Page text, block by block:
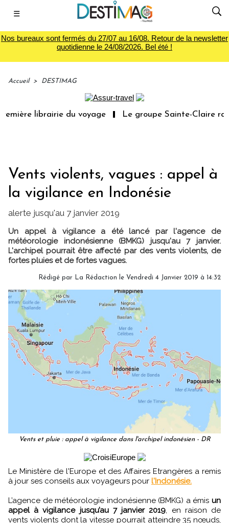
☰
Nos bureaux sont fermés du 27/07 au 16/08. Retour de la newsletter
quotidienne le 24/08/2026. Bel été !
Accueil > DESTIMAG
librairie du voyage Le groupe Sainte-Claire
Vents violents, vagues : appel à
la vigilance en Indonésie
alerte jusqu'au 7 janvier 2019
Un appel à vigilance a été lancé par l'agence de
météorologie indonésienne (BMKG) jusqu'au 7 janvier.
L'archipel pourrait être affecté par des vents violents, de
fortes pluies et de fortes vagues.
Rédigé par La Rédaction le Vendredi 4 Janvier 2019 à 14:32
Vents et pluie : appel à vigilance dans l'archipel indonésien - DR
Le Ministère de l'Europe et des Affaires Etrangères a remis
à jour ses conseils aux voyageurs pour l'Indonésie.
L’agence de météorologie indonésienne (BMKG) a émis un
appel à vigilance jusqu’au 7 janvier 2019, en raison de
vents violents dont la vitesse pourrait atteindre 35 nœuds,